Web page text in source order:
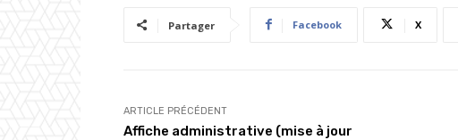
Partager Facebook X
ARTICLE PRÉCÉDENT
Affiche administrative (mise à jour